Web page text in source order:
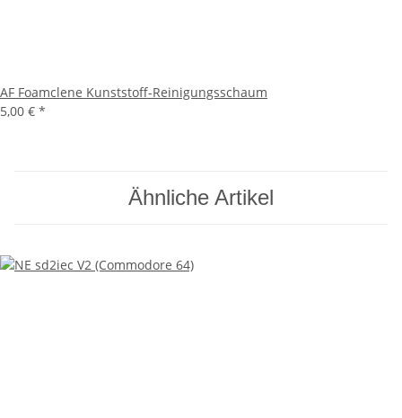
AF Foamclene Kunststoff-Reinigungsschaum
5,00 € *
Ähnliche Artikel